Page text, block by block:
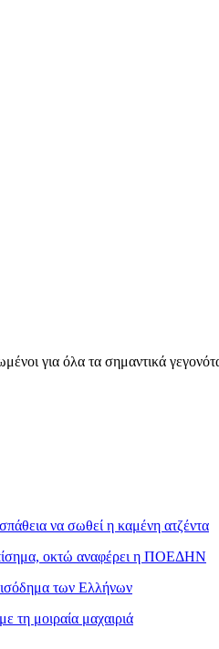
για όλα τα σημαντικά
να σωθεί η καμένη ατζέντα
οκτώ αναφέρει η ΠΟΕΔΗΝ
των Ελλήνων
τη μοιραία μαχαιριά